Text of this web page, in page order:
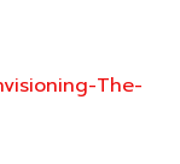
The-